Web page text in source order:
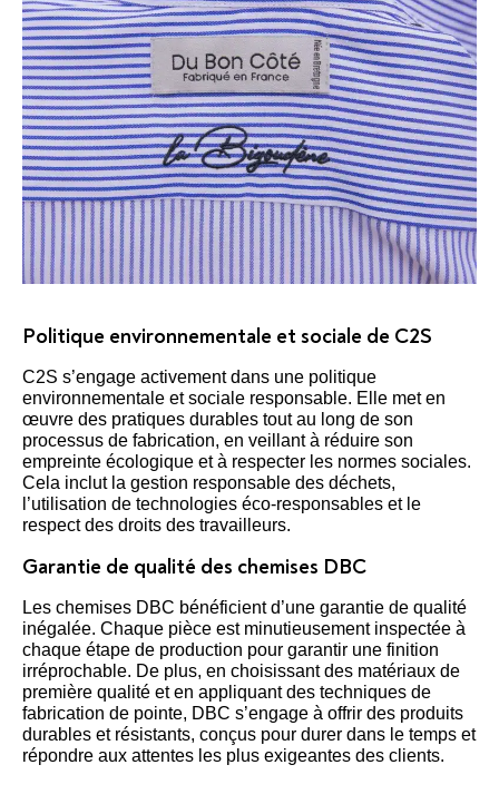
Politique environnementale et sociale de C2S
C2S s’engage activement dans une politique
environnementale et sociale responsable. Elle met en
œuvre des pratiques durables tout au long de son
processus de fabrication, en veillant à réduire son
empreinte écologique et à respecter les normes sociales.
Cela inclut la gestion responsable des déchets,
l’utilisation de technologies éco-responsables et le
respect des droits des travailleurs.
Garantie de qualité des chemises DBC
Les chemises DBC bénéficient d’une garantie de qualité
inégalée. Chaque pièce est minutieusement inspectée à
chaque étape de production pour garantir une finition
irréprochable. De plus, en choisissant des matériaux de
première qualité et en appliquant des techniques de
fabrication de pointe, DBC s’engage à offrir des produits
durables et résistants, conçus pour durer dans le temps et
répondre aux attentes les plus exigeantes des clients.